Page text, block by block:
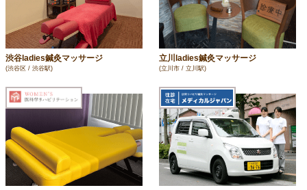
渋谷ladies鍼灸マッサージ
(渋谷区 / 渋谷駅)
立川ladies鍼灸マッサージ
(立川市 / 立川駅)